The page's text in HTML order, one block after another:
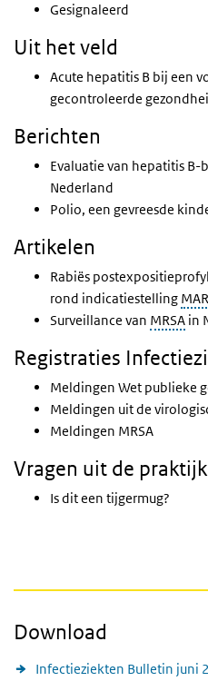
Gesignaleerd
Uit het veld
Acute hepatitis B bij een
gecontroleerde
Berichten
Evaluatie van hepatitis
Nederland
Polio, een gevreesde
Artikelen
Rabiës
rond indicatiestelling
Surveillance van MRSA in
Registraties
Meldingen Wet publieke
Meldingen uit de
Meldingen MRSA
Vragen uit de praktijk
Is dit een tijgermug?
Download
Infectieziekten Bulletin juni